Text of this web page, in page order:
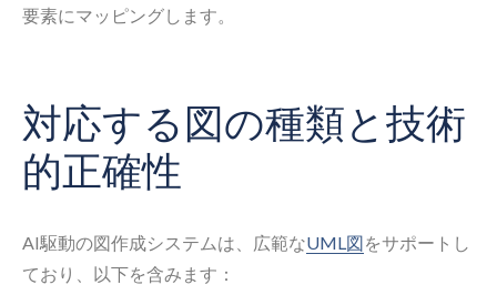
要素にマッピングします。
対応する図の種類と技術
的正確性
AI駆動の図作成システムは、広範なUML図をサポートし
ており、以下を含みます：